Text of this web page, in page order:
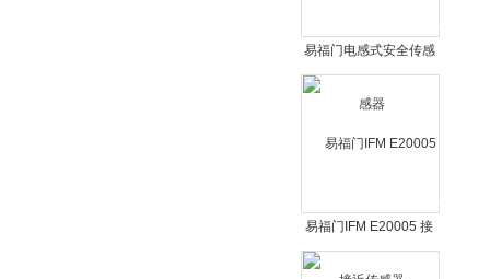
易福门电感式安全传感
器
易福门IFM E20005 接
近传感器